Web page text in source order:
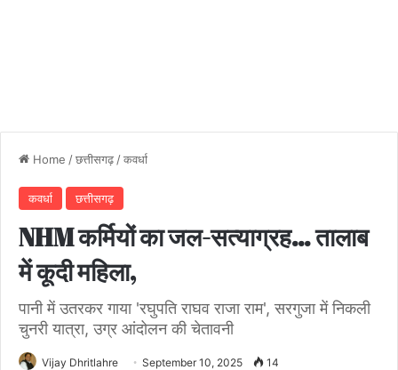
Home /छत्तीसगढ़ /कवर्धा
कवर्धा छत्तीसगढ़
NHM कर्मियों का जल-सत्याग्रह… तालाब
में कूदी महिला,
पानी में उतरकर गाया 'रघुपति राघव राजा राम', सरगुजा में निकली
चुनरी यात्रा, उग्र आंदोलन की चेतावनी
Vijay Dhritlahre September 10, 2025 14